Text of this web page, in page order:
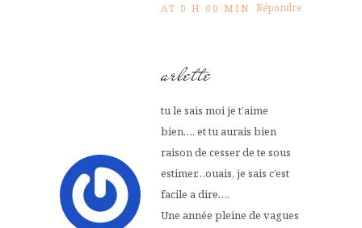
AT 0 H 00 MIN Répondre
arlette
tu le sais moi je t’aime
bien…. et tu aurais bien
raison de cesser de te sous
estimer…ouais, je sais c’est
facile a dire….
Une année pleine de vagues